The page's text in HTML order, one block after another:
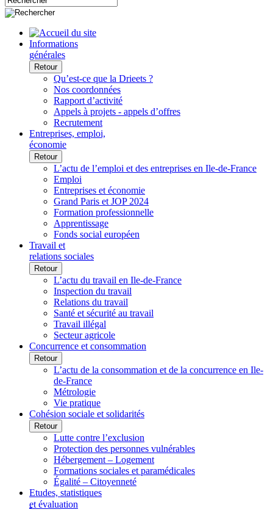
Informations
générales
Retour
Qu’est-ce que la Drieets ?
Nos coordonnées
Rapport d’activité
Appels à projets - appels d’offres
Recrutement
Entreprises, emploi,
économie
Retour
L’actu de l’emploi et des entreprises en Ile-de-France
Emploi
Entreprises et économie
Grand Paris et JOP 2024
Formation professionnelle
Apprentissage
Fonds social européen
Travail et
relations sociales
Retour
L’actu du travail en Ile-de-France
Inspection du travail
Relations du travail
Santé et sécurité au travail
Travail illégal
Secteur agricole
Concurrence et consommation
Retour
L’actu de la consommation et de la concurrence en Ile-
de-France
Métrologie
Vie pratique
Cohésion sociale et solidarités
Retour
Lutte contre l’exclusion
Protection des personnes vulnérables
Hébergement – Logement
Formations sociales et paramédicales
Égalité – Citoyenneté
Etudes, statistiques
et évaluation